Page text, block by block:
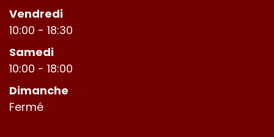
Vendredi
10:00 - 18:30
Samedi
10:00 - 18:00
Dimanche
Fermé